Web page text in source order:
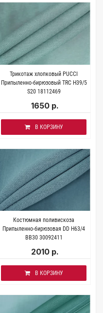
Трикотаж хлопковый PUCCI
Припыленно-бирюзовый TRC Н39/5
S20 18112469
1650 р.
В КОРЗИНУ
Костюмная поливискоза
Припыленно-бирюзовая DD H63/4
BB30 30092411
2010 р.
В КОРЗИНУ